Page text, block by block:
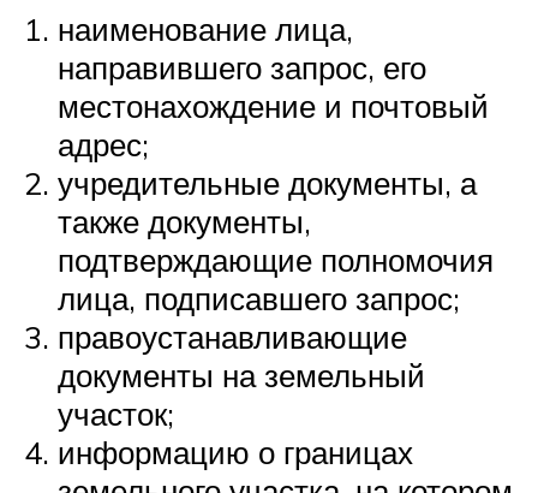
наименование лица,
направившего запрос, его
местонахождение и почтовый
адрес;
учредительные документы, а
также документы,
подтверждающие полномочия
лица, подписавшего запрос;
правоустанавливающие
документы на земельный
участок;
информацию о границах